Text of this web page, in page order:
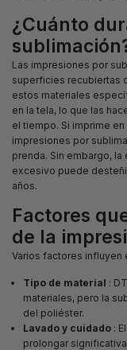
¿Cuánto
Las impresiones por
superficies recubiertas
estos materiales
en la tela, lo que las
el tiempo. Si imprime
impresiones por
prenda. Sin embargo,
excesivo puede
años.
Factores
de la
Varios factores influyen
Tipo de material :
materiales, pero la
del poliéster.
Lavado y cuidado :
prolongar